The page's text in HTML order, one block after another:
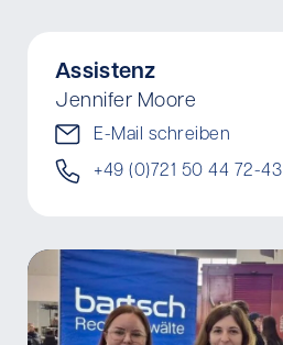
Assistenz
Jennifer Moore
E-Mail schreiben
+49 (0)721 50 44 72-43